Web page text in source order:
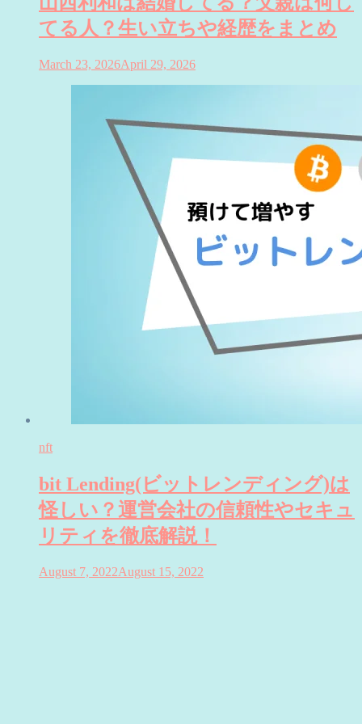
てる人？生い立ちや経歴をまとめ
March 23, 2026April 29, 2026
nft
bit Lending(ビットレンディング)は
怪しい？運営会社の信頼性やセキュ
リティを徹底解説！
August 7, 2022August 15, 2022